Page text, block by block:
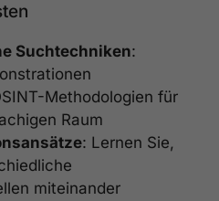
Suchtechniken:
Methodologien für
Raum
: Lernen Sie,
miteinander